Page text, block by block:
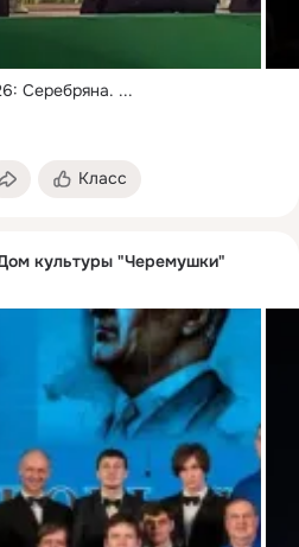
Серебряна. ...
Класс
культуры "Черемушки"